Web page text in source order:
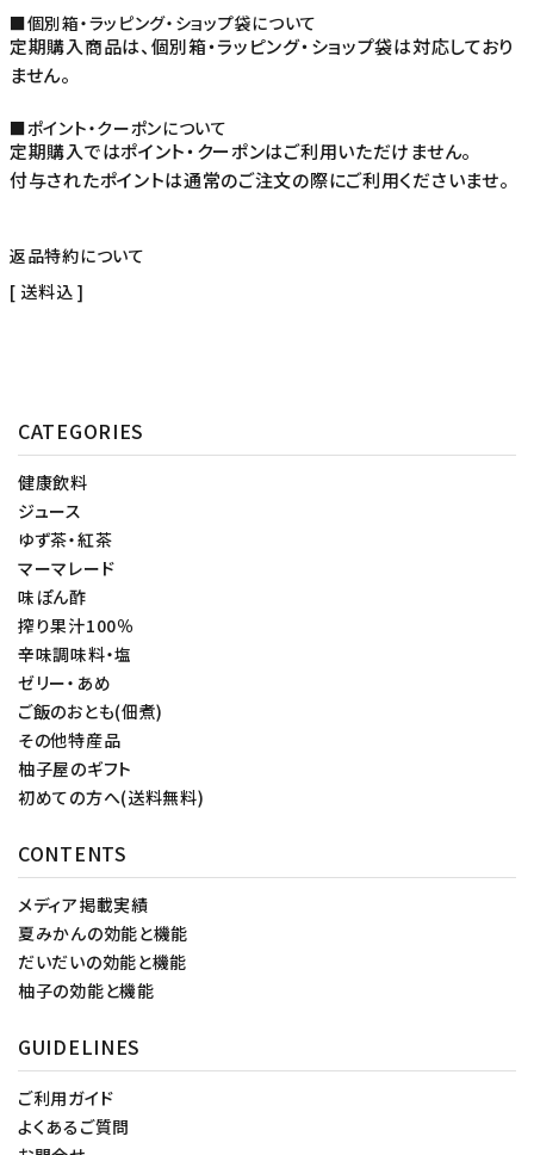
■個別箱・ラッピング・ショップ袋について
定期購入商品は、個別箱・ラッピング・ショップ袋は対応しており
ません。
■ポイント・クーポンについて
定期購入ではポイント・クーポンはご利用いただけません。
付与されたポイントは通常のご注文の際にご利用くださいませ。
返品特約について
送料込
CATEGORIES
健康飲料
ジュース
ゆず茶・紅茶
マーマレード
味ぽん酢
搾り果汁100％
辛味調味料・塩
ゼリー・あめ
ご飯のおとも(佃煮)
その他特産品
柚子屋のギフト
初めての方へ(送料無料)
CONTENTS
メディア掲載実績
夏みかんの効能と機能
だいだいの効能と機能
柚子の効能と機能
GUIDELINES
ご利用ガイド
よくあるご質問